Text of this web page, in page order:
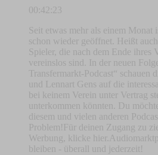
00:42:23
Seit etwas mehr als einem Monat
schon wieder geöffnet. Heißt
Spieler, die nach dem Ende ihres
vereinslos sind. In der neuen
Transfermarkt-Podcast“ schauen
und Lennart Gens auf die
bei keinem Verein unter Vertrag
unterkommen könnten. Du
diesem und vielen anderen
Problem!Für deinen Zugang zu
Werbung, klicke
bleiben - überall und jederzeit!